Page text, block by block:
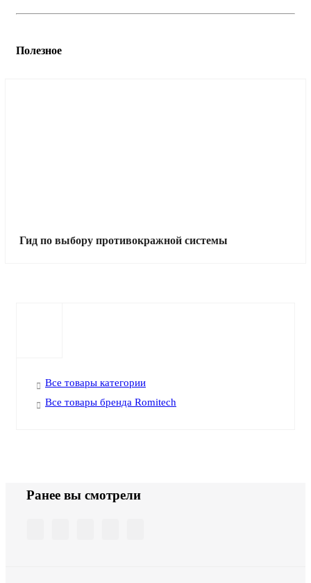
Полезное
Гид по выбору противокражной системы
Все товары категории
Все товары бренда Romitech
Ранее вы смотрели